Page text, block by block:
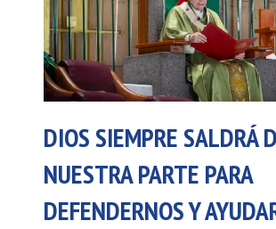
DIOS SIEMPRE SALDRÁ
NUESTRA PARTE PARA
DEFENDERNOS Y